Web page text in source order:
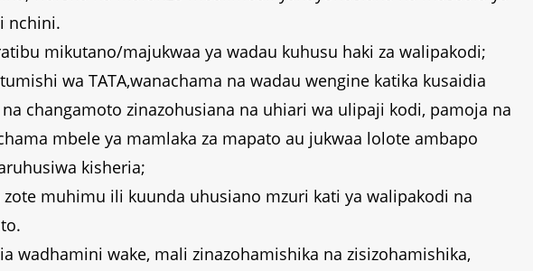
nchini.
mikutano/majukwaa ya wadau kuhusu haki za walipakodi;
wa TATA,wanachama na wadau wengine katika kusaidia
changamoto zinazohusiana na uhiari wa ulipaji kodi, pamoja na
mbele ya mamlaka za mapato au jukwaa lolote ambapo
kisheria;
zote muhimu ili kuunda uhusiano mzuri kati ya walipakodi na
wadhamini wake, mali zinazohamishika na zisizohamishika,